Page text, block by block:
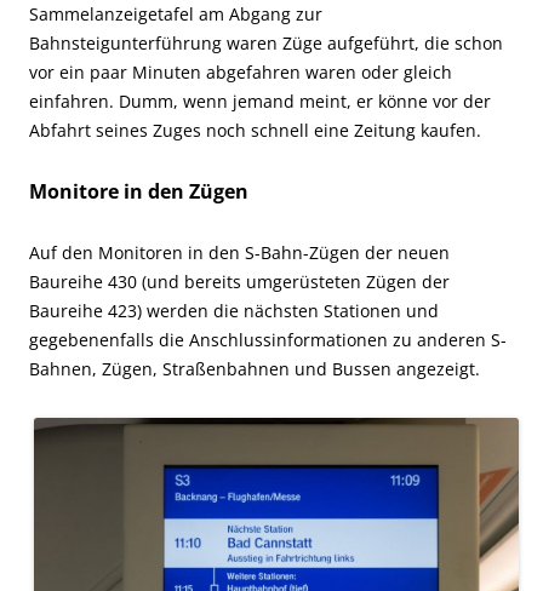
Sammelanzeigetafel am Abgang zur
Bahnsteigunterführung waren Züge aufgeführt, die schon
vor ein paar Minuten abgefahren waren oder gleich
einfahren. Dumm, wenn jemand meint, er könne vor der
Abfahrt seines Zuges noch schnell eine Zeitung kaufen.
Monitore in den Zügen
Auf den Monitoren in den S-Bahn-Zügen der neuen
Baureihe 430 (und bereits umgerüsteten Zügen der
Baureihe 423) werden die nächsten Stationen und
gegebenenfalls die Anschlussinformationen zu anderen S-
Bahnen, Zügen, Straßenbahnen und Bussen angezeigt.